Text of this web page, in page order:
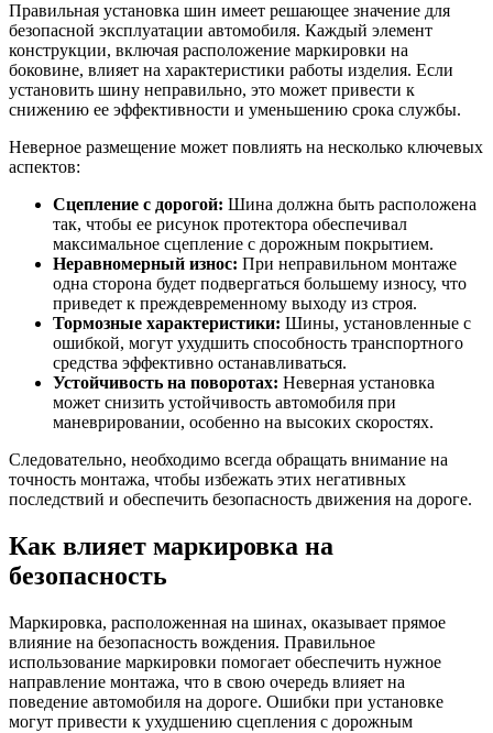
Правильная установка шин имеет решающее значение для
безопасной эксплуатации автомобиля. Каждый элемент
конструкции, включая расположение маркировки на
боковине, влияет на характеристики работы изделия. Если
установить шину неправильно, это может привести к
снижению ее эффективности и уменьшению срока службы.
Неверное размещение может повлиять на несколько ключевых
аспектов:
Сцепление с дорогой: Шина должна быть расположена
так, чтобы ее рисунок протектора обеспечивал
максимальное сцепление с дорожным покрытием.
Неравномерный износ: При неправильном монтаже
одна сторона будет подвергаться большему износу, что
приведет к преждевременному выходу из строя.
Тормозные характеристики: Шины, установленные с
ошибкой, могут ухудшить способность транспортного
средства эффективно останавливаться.
Устойчивость на поворотах: Неверная установка
может снизить устойчивость автомобиля при
маневрировании, особенно на высоких скоростях.
Следовательно, необходимо всегда обращать внимание на
точность монтажа, чтобы избежать этих негативных
последствий и обеспечить безопасность движения на дороге.
Как влияет маркировка на
безопасность
Маркировка, расположенная на шинах, оказывает прямое
влияние на безопасность вождения. Правильное
использование маркировки помогает обеспечить нужное
направление монтажа, что в свою очередь влияет на
поведение автомобиля на дороге. Ошибки при установке
могут привести к ухудшению сцепления с дорожным